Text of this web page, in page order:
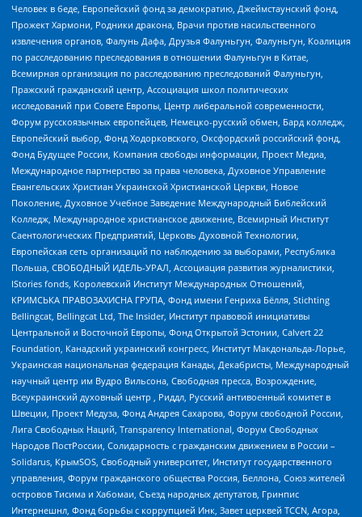
Человек в беде, Европейский фонд за демократию, Джеймстаунский фонд,
Прожект Хармони, Родники дракона, Врачи против насильственного
извлечения органов, Фалунь Дафа, Друзья Фалуньгун, Фалуньгун, Коалиция
по расследованию преследования в отношении Фалуньгун в Китае,
Всемирная организация по расследованию преследований Фалуньгун,
Пражский гражданский центр, Ассоциация школ политических
исследований при Совете Европы, Центр либеральной современности,
Форум русскоязычных европейцев, Немецко-русский обмен, Бард колледж,
Европейский выбор, Фонд Ходорковского, Оксфордский российский фонд,
Фонд Будущее России, Компания свободы информации, Проект Медиа,
Международное партнерство за права человека, Духовное Управление
Евангельских Христиан Украинской Христианской Церкви, Новое
Поколение, Духовное Учебное Заведение Международный Библейский
Колледж, Международное христианское движение, Всемирный Институт
Саентологических Предприятий, Церковь Духовной Технологии,
Европейская сеть организаций по наблюдению за выборами, Республика
Польша, СВОБОДНЫЙ ИДЕЛЬ-УРАЛ, Ассоциация развития журналистики,
IStories fonds, Королевский Институт Международных Отношений,
КРИМСЬКА ПРАВОЗАХИСНА ГРУПА, Фонд имени Генриха Бёлля, Stichting
Bellingcat, Bellingcat Ltd, The Insider, Институт правовой инициативы
Центральной и Восточной Европы, Фонд Открытой Эстонии, Calvert 22
Foundation, Канадский украинский конгресс, Институт Макдональда-Лорье,
Украинская национальная федерация Канады, Декабристы, Международный
научный центр им Вудро Вильсона, Свободная пресса, Возрождение,
Всеукраинский духовный центр , Риддл, Русский антивоенный комитет в
Швеции, Проект Медуза, Фонд Андрея Сахарова, Форум свободной России,
Лига Свободных Наций, Transparеncy International, Форум Свободных
Народов ПостРоссии, Солидарность с гражданским движением в России –
Solidarus, КрымSOS, Свободный университет, Институт государственного
управления, Форум гражданского общества Россия, Беллона, Союз жителей
островов Тисима и Хабомаи, Съезд народных депутатов, Гринпис
Интернешнл, Фонд борьбы с коррупцией Инк, Завет церквей TCCN, Агора,